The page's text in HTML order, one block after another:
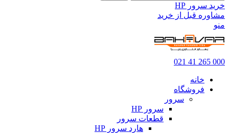
خرید سرور HP
مشاوره قبل از خرید
منو
000 265 41 021
خانه
فروشگاه
سرور
سرور HP
قطعات سرور
هارد سرور HP